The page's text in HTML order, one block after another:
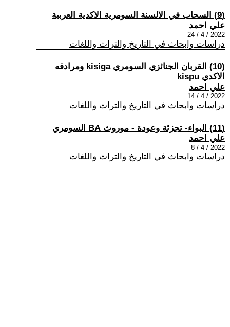
(9) السحاب في الالسنة السومرية الاكدية العربية
علي احمد
2022 / 4 / 24
دراسات وابحاث في التاريخ والتراث واللغات
(10) القربان الجنائزي السومري kisiga ومرادفه
الاكدي kispu
علي احمد
2022 / 4 / 14
دراسات وابحاث في التاريخ والتراث واللغات
(11) البواء- تجزئة وعودة - موروث BA السومري
علي احمد
2022 / 4 / 8
دراسات وابحاث في التاريخ والتراث واللغات